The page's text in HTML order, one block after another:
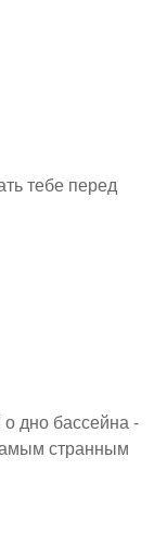
тебе перед
дно бассейна -
странным